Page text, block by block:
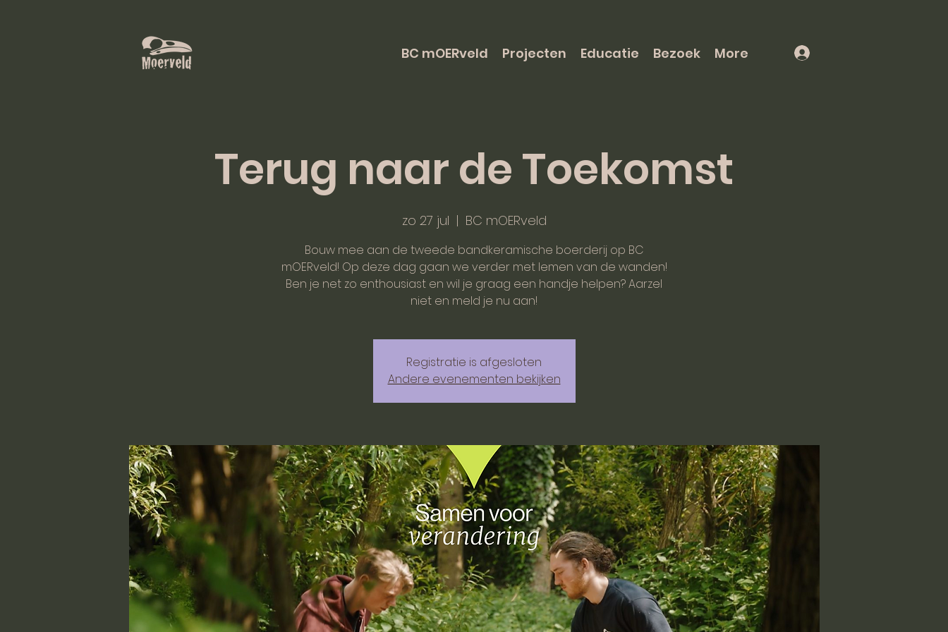
BC mOERveld Projecten Educatie Bezoek More
Terug naar de Toekomst
zo 27 jul
  |
BC mOERveld
Bouw mee aan de tweede bandkeramische boerderij op BC
mOERveld! Op deze dag gaan we verder met lemen van de wanden!
Ben je net zo enthousiast en wil je graag een handje helpen? Aarzel
niet en meld je nu aan!
Registratie is afgesloten
Andere evenementen bekijken